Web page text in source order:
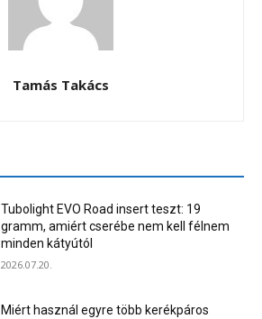
Tamás Takács
Tubolight EVO Road insert teszt: 19
gramm, amiért cserébe nem kell félnem
minden kátyútól
2026.07.20.
Miért használ egyre több kerékpáros